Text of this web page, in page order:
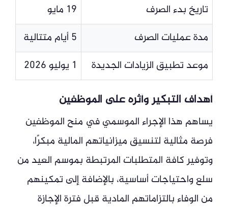
تاريخ بدء الصرف
19 مايو
مدة عمليات الصرف
5 أيام متتالية
موعد تطبيق الزيادات الجديدة
1 يوليو 2026
أهداف التبكير وأثره على الموظفين
يساهم هذا الإجراء الموسمي في منح الموظفين
فرصة مثالية لتنسيق ميزانياتهم المالية مبكرًا،
وتوفير كافة المتطلبات المرتبطة بموسم العيد من
سلع واحتياجات أساسية، بالإضافة إلى تمكينهم
من الوفاء بالتزاماتهم المادية قبل فترة الإجازة